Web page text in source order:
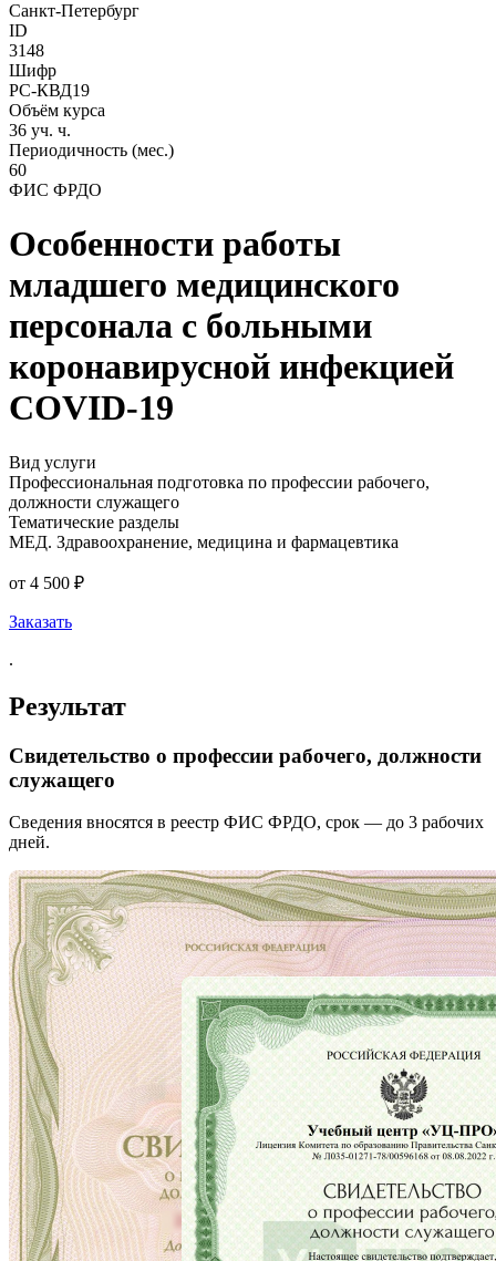
Санкт-Петербург
ID
3148
Шифр
РС-КВД19
Объём курса
36 уч. ч.
Периодичность (мес.)
60
ФИС ФРДО
Особенности работы
младшего медицинского
персонала с больными
коронавирусной инфекцией
COVID-19
Вид услуги
Профессиональная подготовка по профессии рабочего,
должности служащего
Тематические разделы
МЕД. Здравоохранение, медицина и фармацевтика
от 4 500 ₽
Заказать
.
Результат
Свидетельство о профессии рабочего, должности
служащего
Сведения вносятся в реестр ФИС ФРДО, срок — до 3 рабочих
дней.